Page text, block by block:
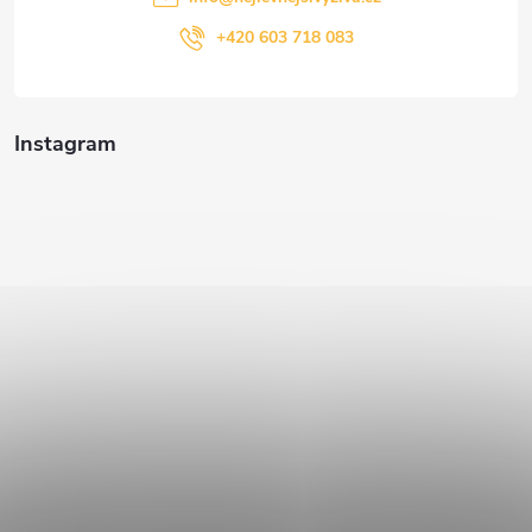
Instagram
+420 603 718 083